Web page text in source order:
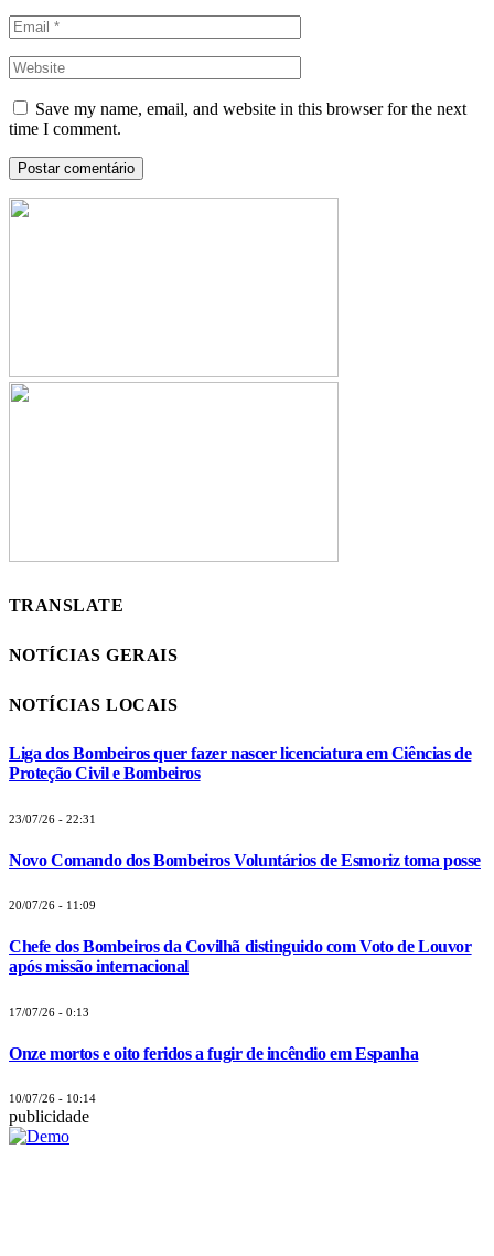
Save my name, email, and website in this browser for the next
time I comment.
TRANSLATE
NOTÍCIAS GERAIS
NOTÍCIAS LOCAIS
Liga dos Bombeiros quer fazer nascer licenciatura em Ciências de
Proteção Civil e Bombeiros
23/07/26 - 22:31
Novo Comando dos Bombeiros Voluntários de Esmoriz toma posse
20/07/26 - 11:09
Chefe dos Bombeiros da Covilhã distinguido com Voto de Louvor
após missão internacional
17/07/26 - 0:13
Onze mortos e oito feridos a fugir de incêndio em Espanha
10/07/26 - 10:14
publicidade